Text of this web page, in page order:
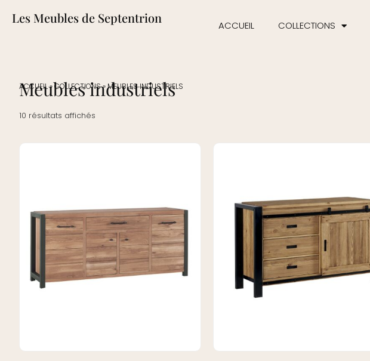
Les Meubles de Septentrion ACCUEIL COLLECTIONS
ACCUEIL»COLLECTIONS»MEUBLES INDUSTRIELS
Meubles industriels
10 résultats affichés